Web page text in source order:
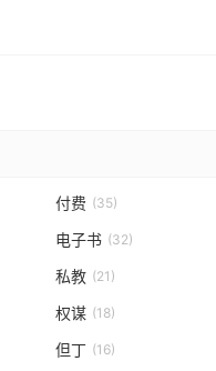
付费 (35)
电子书 (32)
私教 (21)
权谋 (18)
但丁 (16)